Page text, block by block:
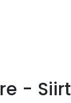
- Siirt